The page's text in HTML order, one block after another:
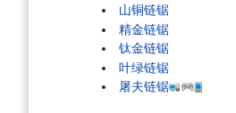
山铜链锯
精金链锯
钛金链锯
叶绿链锯
屠夫链锯